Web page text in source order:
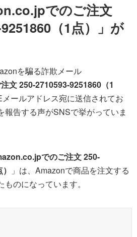
でのご注文
（1点）」が
を騙る詐欺メール
文 250-2710593-9251860（1
メールアドレス宛に送信されてお
報告する声がSNSで挙がっていま
でのご注文 250-
」は、Amazonで商品を注文する
のになっています。